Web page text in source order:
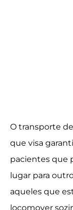
O transporte
que visa
pacientes que
lugar para
aqueles que
locomover